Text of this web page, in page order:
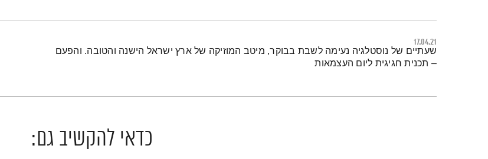
17.04.21
תמצית הפודקאסט
שעתיים של נוסטלגיה נעימה לשבת בבוקר, מיטב המוזיקה של ארץ ישראל הישנה והטובה. והפעם
– תכנית חגיגית ליום העצמאות
כדאי להקשיב גם: